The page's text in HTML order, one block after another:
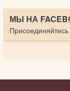
МЫ НА